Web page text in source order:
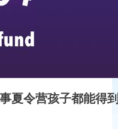
夏令营孩子都能得